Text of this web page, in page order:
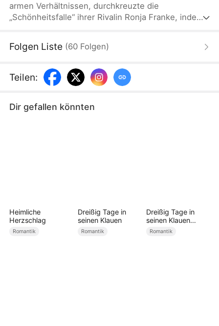
armen Verhältnissen, durchkreuzte die
„Schönheitsfalle“ ihrer Rivalin Ronja Franke, indem
der Prüfungsergebnisse erzielte sie das beste
auf.
Folgen Liste (60 Folgen)
Teilen:
Dir gefallen könnten
Heimliche
Herzschlag
Romantik
Dreißig Tage in
seinen Klauen
Romantik
Dreißig Tage in
seinen Klauen
(Deutsch
Romantik